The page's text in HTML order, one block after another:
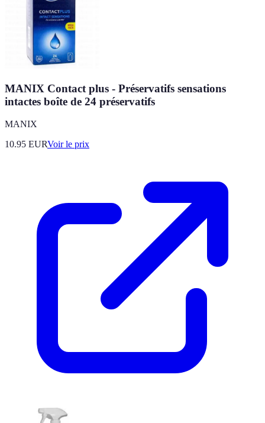
MANIX Contact plus - Préservatifs sensations
intactes boîte de 24 préservatifs
MANIX
10.95 EURVoir le prix